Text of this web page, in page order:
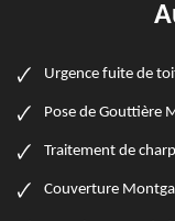
Urgence fuite de
Pose de Gouttière
Traitement de
Couverture